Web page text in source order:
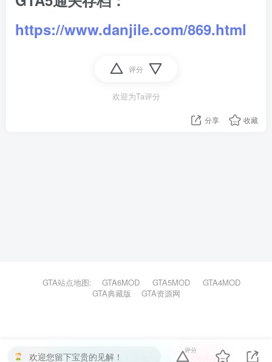
https://www.danjile.com/869.html
评分
欢迎为Ta评分
分享 收藏
GTA站点地图: GTA6MOD GTA5MOD
GTA4MOD
GTA典藏版
GTA资源网
欢迎您留下宝贵的见解！
评分
本站主题由Zibll子比主题强力驱动 联系作者